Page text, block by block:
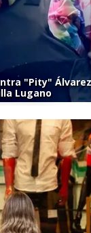
"Pity"
Lugano